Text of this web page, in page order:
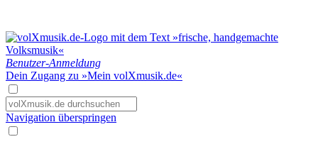
Benutzer-Anmeldung
Dein Zugang zu »Mein volXmusik.de«
Navigation überspringen